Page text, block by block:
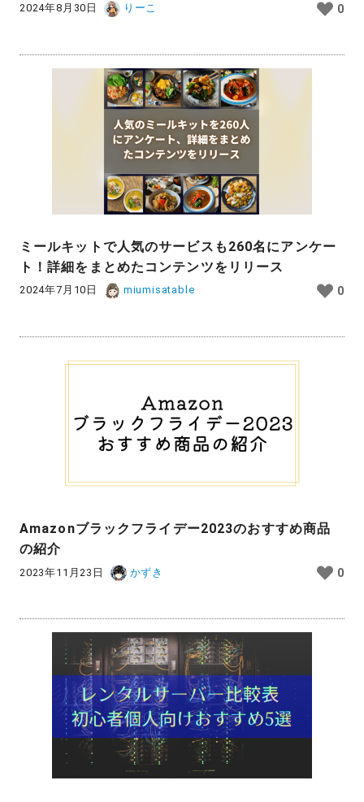
2024年8月30日 りーこ 0
ミールキットで人気のサービスも260名にアンケー
ト！詳細をまとめたコンテンツをリリース
2024年7月10日 miumisatable 0
Amazonブラックフライデー2023のおすすめ商品
の紹介
2023年11月23日 かずき 0